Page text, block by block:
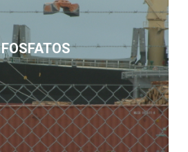
FOSFATOS